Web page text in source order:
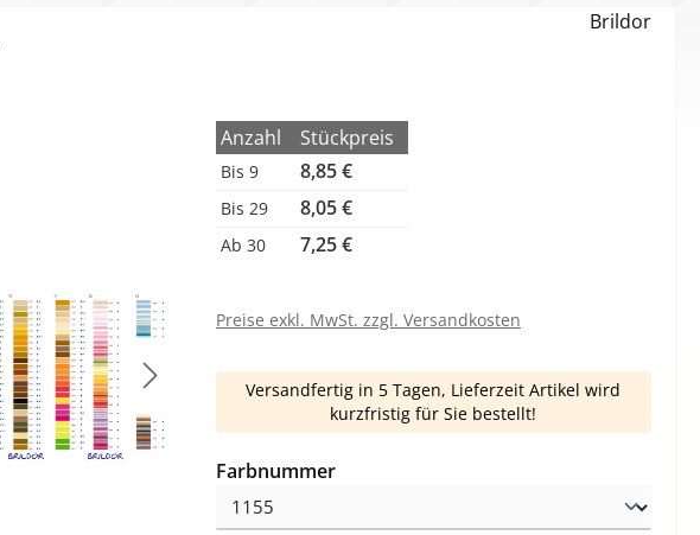
Brildor
Anzahl Stückpreis
Bis 9 8,85 €
Bis 29 8,05 €
Ab 30 7,25 €
Preise exkl. MwSt. zzgl. Versandkosten
Versandfertig in 5 Tagen, Lieferzeit Artikel wird
kurzfristig für Sie bestellt!
Farbnummerauswählen